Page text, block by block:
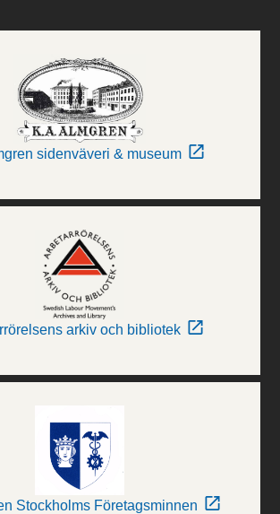
sidenväveri & museum
arkiv och bibliotek
Stockholms Företagsminnen